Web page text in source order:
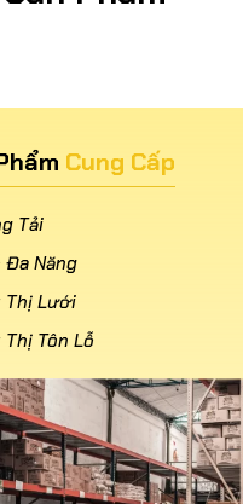
Cung Cấp
Tải
Đa Năng
Thị Lưới
Thị Tôn Lỗ